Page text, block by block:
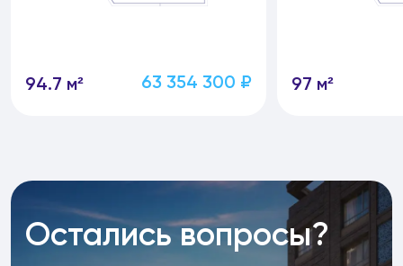
94.7 м² 63 354 300 ₽ 97 м²
Остались вопросы?